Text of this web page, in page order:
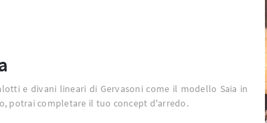
e divani lineari di Gervasoni come il modello Saia in
potrai completare il tuo concept d'arredo.